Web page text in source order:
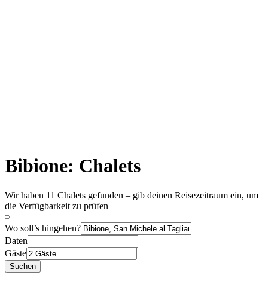
Bibione: Chalets
Wir haben 11 Chalets gefunden – gib deinen Reisezeitraum ein, um
die Verfügbarkeit zu prüfen
Wo soll’s hingehen?
Daten
Gäste
Suchen